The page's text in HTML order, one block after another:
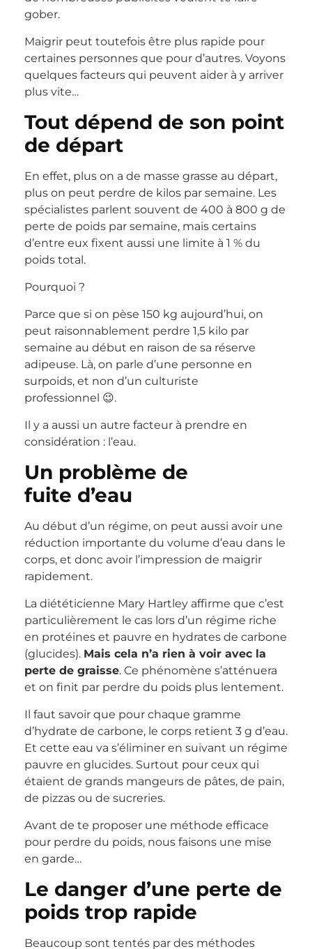
gober.
Maigrir peut toutefois être plus rapide pour
certaines personnes que pour d’autres. Voyons
quelques facteurs qui peuvent aider à y arriver
plus vite…
Tout dépend de son point
de départ
En effet, plus on a de masse grasse au départ,
plus on peut perdre de kilos par semaine. Les
spécialistes parlent souvent de 400 à 800 g de
perte de poids par semaine, mais certains
d’entre eux fixent aussi une limite à 1 % du
poids total.
Pourquoi ?
Parce que si on pèse 150 kg aujourd’hui, on
peut raisonnablement perdre 1,5 kilo par
semaine au début en raison de sa réserve
adipeuse. Là, on parle d’une personne en
surpoids, et non d’un culturiste
professionnel 😉.
Il y a aussi un autre facteur à prendre en
considération : l’eau.
Un problème de
fuite d’eau
Au début d’un régime, on peut aussi avoir une
réduction importante du volume d’eau dans le
corps, et donc avoir l’impression de maigrir
rapidement.
La diététicienne Mary Hartley affirme que c’est
particulièrement le cas lors d’un régime riche
en protéines et pauvre en hydrates de carbone
(glucides). Mais cela n’a rien à voir avec la
perte de graisse. Ce phénomène s’atténuera
et on finit par perdre du poids plus lentement.
Il faut savoir que pour chaque gramme
d’hydrate de carbone, le corps retient 3 g d’eau.
Et cette eau va s’éliminer en suivant un régime
pauvre en glucides. Surtout pour ceux qui
étaient de grands mangeurs de pâtes, de pain,
de pizzas ou de sucreries.
Avant de te proposer une méthode efficace
pour perdre du poids, nous faisons une mise
en garde…
Le danger d’une perte de
poids trop rapide
Beaucoup sont tentés par des méthodes